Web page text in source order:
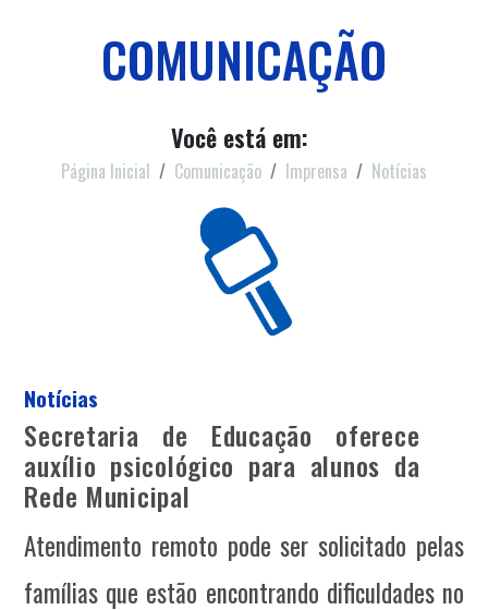
COMUNICAÇÃO
Você está em:
Página Inicial Comunicação Imprensa Notícias
Notícias
Secretaria de Educação oferece
auxílio psicológico para alunos da
Rede Municipal
Atendimento remoto pode ser solicitado pelas
famílias que estão encontrando dificuldades no